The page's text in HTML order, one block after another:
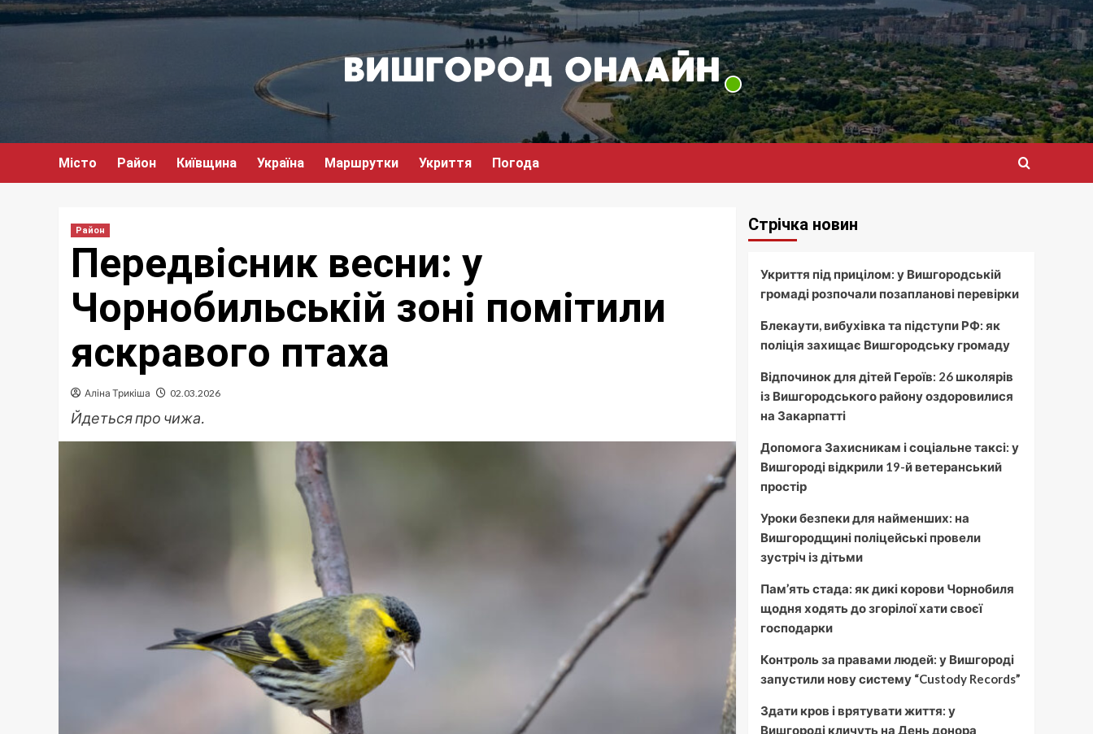
Перейти
до
Місто Район Київщина Україна Маршрутки Укриття Погода
Район
Передвісник весни: у
Чорнобильській зоні помітили
яскравого птаха
Аліна Трикіша 02.03.2026
Йдеться про чижа.
Стрічка новин
Укриття під прицілом: у Вишгородській
громаді розпочали позапланові перевірки
Блекаути, вибухівка та підступи РФ: як
поліція захищає Вишгородську громаду
Відпочинок для дітей Героїв: 26 школярів
із Вишгородського району оздоровилися
на Закарпатті
Допомога Захисникам і соціальне таксі: у
Вишгороді відкрили 19-й ветеранський
простір
Уроки безпеки для найменших: на
Вишгородщині поліцейські провели
зустріч із дітьми
Пам’ять стада: як дикі корови Чорнобиля
щодня ходять до згорілої хати своєї
господарки
Контроль за правами людей: у Вишгороді
запустили нову систему “Custody Records”
Здати кров і врятувати життя: у
Вишгороді кличуть на День донора